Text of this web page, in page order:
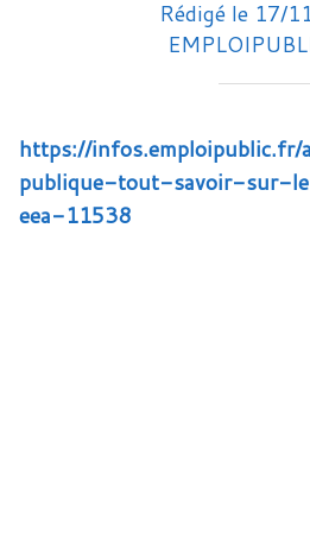
Rédigé le 17/
https://
publique-tout-savoir-sur-
eea-11538